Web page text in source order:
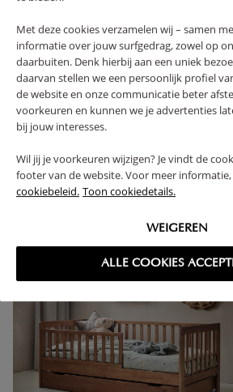
Met deze cookies verzamelen wij – samen
informatie over jouw surfgedrag, zowel op
daarbuiten. Denk hierbij aan een uniek
daarvan stellen we een persoonlijk profiel
de website en onze communicatie beter
voorkeuren en kunnen we je advertenties
bij jouw interesses.
Wil jij je voorkeuren wijzigen? Je vindt de
footer van de website. Voor meer informatie,
cookiebeleid. Toon cookiedetails.
WEIGEREN
ALLE COOKIES
RETOUREN
High-contrast mode
VAAK SAMEN